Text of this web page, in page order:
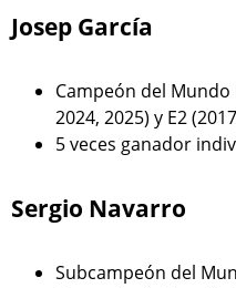
Josep García
Campeón del Mundo
2024, 2025) y E2
5 veces ganador
Sergio Navarro
Subcampeón del